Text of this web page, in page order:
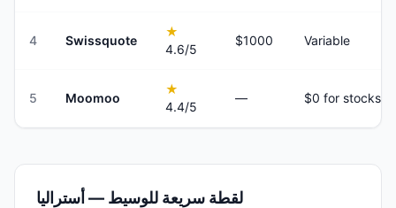
4 Swissquote
★
4.6/5
$1000 Variable
5 Moomoo
★
4.4/5
— $0 for stocks
لقطة سريعة للوسيط — أستراليا